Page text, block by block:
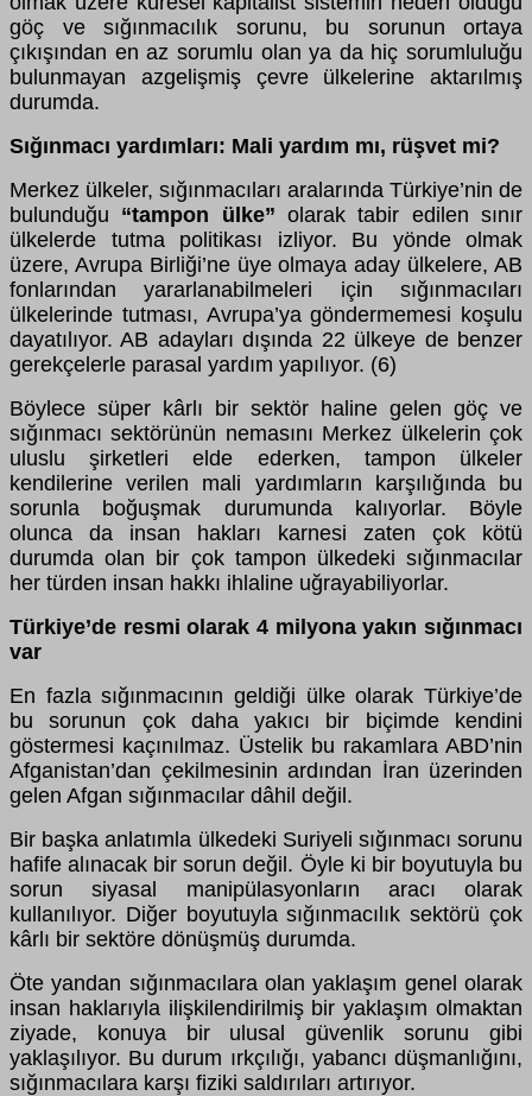
göç ve sığınmacılık sorunu, bu sorunun ortaya
çıkışından en az sorumlu olan ya da hiç sorumluluğu
bulunmayan azgelişmiş çevre ülkelerine aktarılmış
durumda.
Sığınmacı yardımları: Mali yardım mı, rüşvet mi?
Merkez ülkeler, sığınmacıları aralarında Türkiye’nin de
bulunduğu “tampon ülke” olarak tabir edilen sınır
ülkelerde tutma politikası izliyor. Bu yönde olmak
üzere, Avrupa Birliği’ne üye olmaya aday ülkelere, AB
fonlarından yararlanabilmeleri için sığınmacıları
ülkelerinde tutması, Avrupa’ya göndermemesi koşulu
dayatılıyor. AB adayları dışında 22 ülkeye de benzer
gerekçelerle parasal yardım yapılıyor. (6)
Böylece süper kârlı bir sektör haline gelen göç ve
sığınmacı sektörünün nemasını Merkez ülkelerin çok
uluslu şirketleri elde ederken, tampon ülkeler
kendilerine verilen mali yardımların karşılığında bu
sorunla boğuşmak durumunda kalıyorlar. Böyle
olunca da insan hakları karnesi zaten çok kötü
durumda olan bir çok tampon ülkedeki sığınmacılar
her türden insan hakkı ihlaline uğrayabiliyorlar.
Türkiye’de resmi olarak 4 milyona yakın sığınmacı
var
En fazla sığınmacının geldiği ülke olarak Türkiye’de
bu sorunun çok daha yakıcı bir biçimde kendini
göstermesi kaçınılmaz. Üstelik bu rakamlara ABD’nin
Afganistan’dan çekilmesinin ardından İran üzerinden
gelen Afgan sığınmacılar dâhil değil.
Bir başka anlatımla ülkedeki Suriyeli sığınmacı sorunu
hafife alınacak bir sorun değil. Öyle ki bir boyutuyla bu
sorun siyasal manipülasyonların aracı olarak
kullanılıyor. Diğer boyutuyla sığınmacılık sektörü çok
kârlı bir sektöre dönüşmüş durumda.
Öte yandan sığınmacılara olan yaklaşım genel olarak
insan haklarıyla ilişkilendirilmiş bir yaklaşım olmaktan
ziyade, konuya bir ulusal güvenlik sorunu gibi
yaklaşılıyor. Bu durum ırkçılığı, yabancı düşmanlığını,
sığınmacılara karşı fiziki saldırıları artırıyor.